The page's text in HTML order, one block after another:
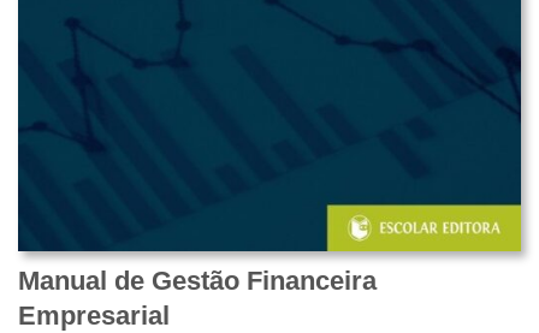
Manual de Gestão Financeira
Empresarial